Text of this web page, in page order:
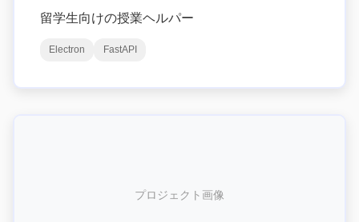
留学生向けの授業ヘルパー
Electron FastAPI
プロジェクト画像